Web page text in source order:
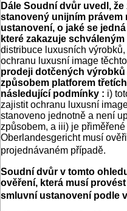
Dále Soudní dvůr uvedl,
stanovený unijním právem
ustanovení, o jaké se
které zakazuje
distribuce luxusních
ochranu luxusní image
prodeji dotčených
způsobem platforem
následující podmínky : i)
zajistit ochranu luxusní
stanoveno jednotně a není
způsobem, a iii) je
Oberlandesgericht musí
projednávaném případě.
Soudní dvůr v tomto
ověření, která musí
smluvní ustanovení podle